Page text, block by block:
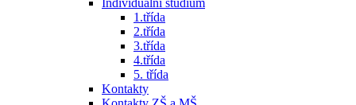
Individuální studium
1.třída
2.třída
3.třída
4.třída
5. třída
Kontakty